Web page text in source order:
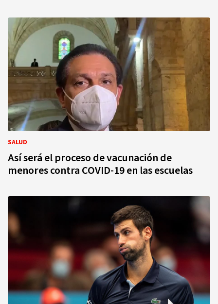
SALUD
Así será el proceso de vacunación de
menores contra COVID-19 en las escuelas